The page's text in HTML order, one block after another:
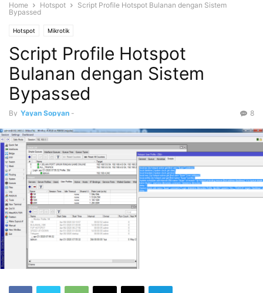
Home Hotspot
Script Profile Hotspot Bulanan dengan Sistem
Bypassed
Hotspot Mikrotik
Script Profile Hotspot
Bulanan dengan Sistem
Bypassed
By Yayan Sopyan - 8